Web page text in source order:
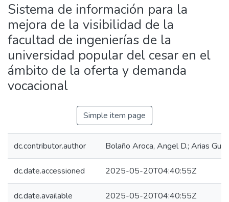
Sistema de información para la
mejora de la visibilidad de la
facultad de ingenierías de la
universidad popular del cesar en el
ámbito de la oferta y demanda
vocacional
Simple item page
dc.contributor.author Bolaño Aroca, Angel D.; Arias
dc.date.accessioned 2025-05-20T04:40:55Z
dc.date.available 2025-05-20T04:40:55Z